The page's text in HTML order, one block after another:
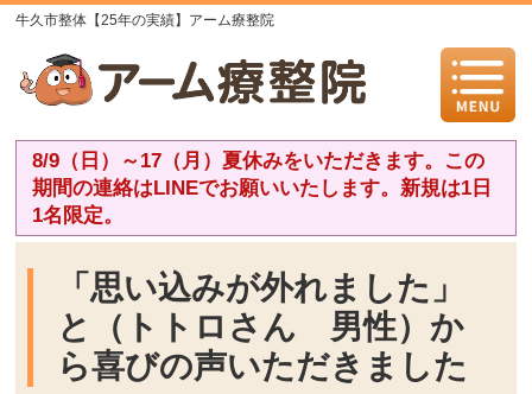
牛久市整体【25年の実績】アーム療整院
8/9（日）～17（月）夏休みをいただきます。この
期間の連絡はLINEでお願いいたします。新規は1日
1名限定。
「思い込みが外れました」
と（トトロさん 男性）か
ら喜びの声いただきました